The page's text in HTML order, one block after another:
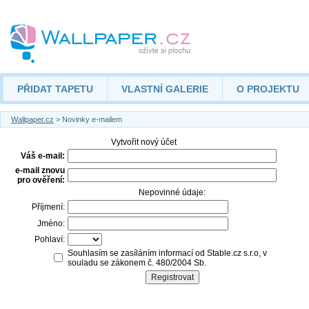
PŘIDAT TAPETU VLASTNÍ GALERIE O PROJEKTU
Wallpaper.cz > Novinky e-mailem